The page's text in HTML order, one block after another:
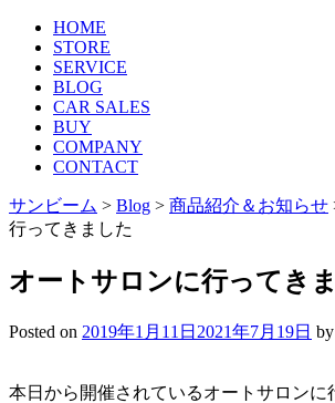
HOME
STORE
SERVICE
BLOG
CAR SALES
BUY
COMPANY
CONTACT
サンビーム > Blog > 商品紹介＆お知らせ
行ってきました
オートサロンに行ってき
Posted on 2019年1月11日 2021年7月19日 by
本日から開催されているオートサロンに